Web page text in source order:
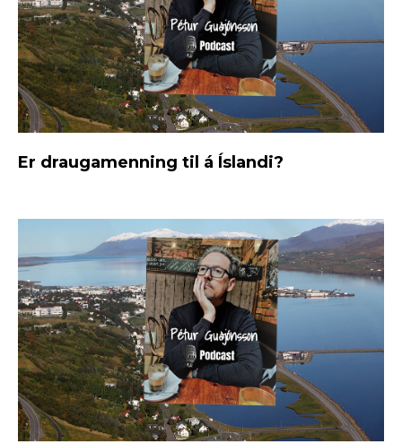
Er draugamenning til á Íslandi?